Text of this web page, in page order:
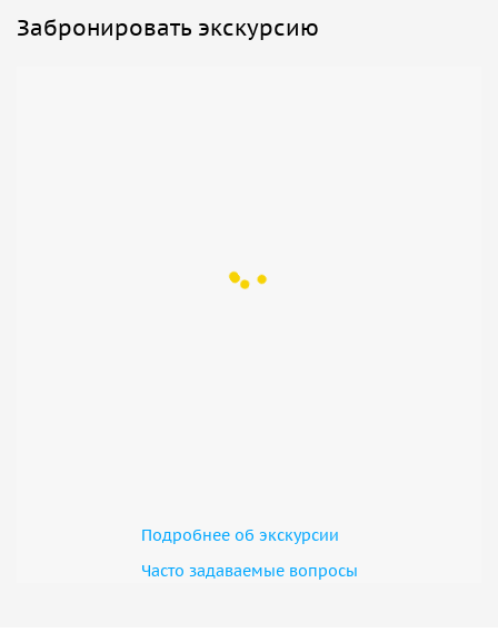
Забронировать экскурсию
Подробнее об экскурсии
Часто задаваемые вопросы